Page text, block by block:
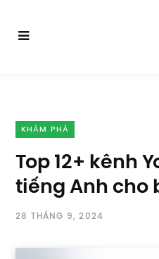
KHÁM PHÁ
Top 12+ kênh
tiếng Anh cho
28 THÁNG 9, 2024